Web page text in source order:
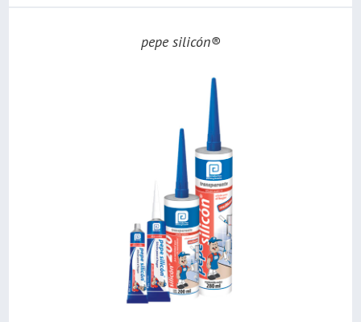
pepe silicón®